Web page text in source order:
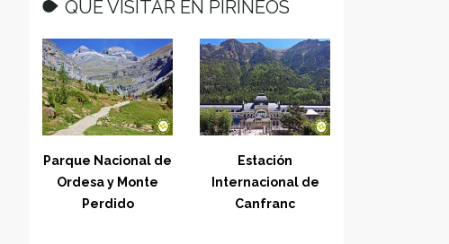
QUÉ VISITAR EN PIRINEOS
Parque Nacional de
Ordesa y Monte
Perdido
Estación
Internacional de
Canfranc